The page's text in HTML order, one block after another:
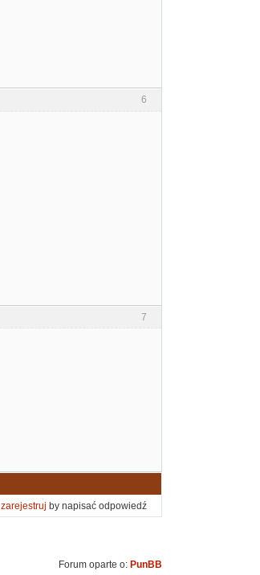
6
7
zarejestruj by napisać odpowiedź
Forum oparte o: PunBB